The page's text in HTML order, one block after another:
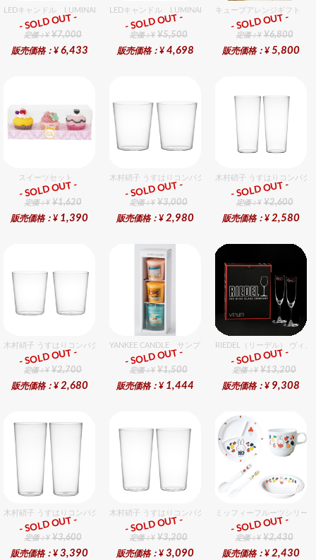
LEDキャンドル LUMINARA（ルミナラ） ピンク ピラー4x9 ギフトボックス入り
ギフト
定価：¥ ¥7,000
販売価格：¥ 6,433
- SOLD OUT -
LEDキャンドル LUMINARA（ルミナラ） アイボリー
ギフト
定価：¥ ¥5,500
販売価格：¥ 4,698
- SOLD OUT -
キューブアレンジギフト
ギフト
定価：¥ ¥6,800
販売価格：¥ 5,800
- SOLD OUT -
スイーツセット
ギフト
定価：¥ ¥1,620
販売価格：¥ 1,390
- SOLD OUT -
木村硝子 うすはりコンパクト390cc オールドグラスギフ
ギフト
定価：¥ ¥3,000
販売価格：¥ 2,980
- SOLD OUT -
木村硝子 うすはりコンパク
ギフト
定価：¥ ¥2,600
販売価格：¥ 2,580
- SOLD OUT -
木村硝子 うすはりコンパクト270cc オールドグラスギフトセット（2個入り）
ギフト
定価：¥ ¥2,700
販売価格：¥ 2,680
- SOLD OUT -
YANKEE CANDLE サンプラー3個・ホルダーセット トロ
ギフト
定価：¥ ¥1,500
販売価格：¥ 1,444
- SOLD OUT -
RIEDEL（リーデル） ヴィ
ギフト
定価：¥ ¥13,200
販売価格：¥ 9,308
- SOLD OUT -
木村硝子 うすはりコンパクト500cc ゾンビグラスギフトセット（2個入り）
ギフト
定価：¥ ¥3,600
販売価格：¥ 3,390
- SOLD OUT -
木村硝子 うすはりコンパクト450cc タンブラーグラスギ
ギフト
定価：¥ ¥3,200
販売価格：¥ 3,090
- SOLD OUT -
ミッフィーフルーツシリー
ギフト
定価：¥ ¥2,430
販売価格：¥ 2,430
- SOLD OUT -